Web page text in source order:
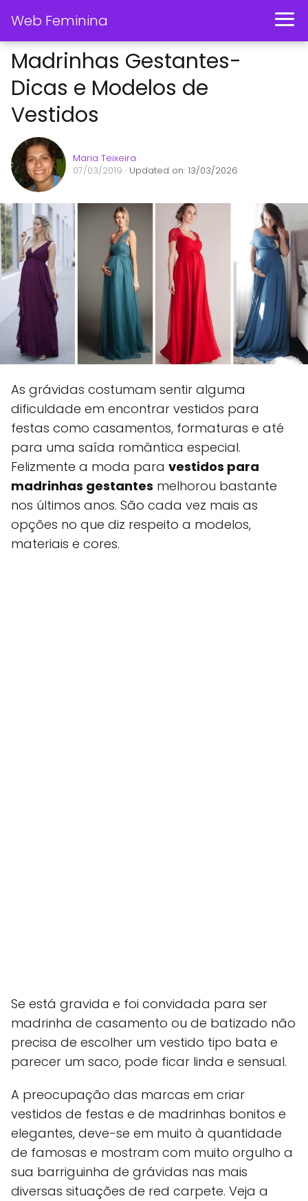
Web Feminina
Madrinhas Gestantes-
Dicas e Modelos de
Vestidos
Maria Teixeira
07/03/2019 · Updated on: 13/03/2026
As grávidas costumam sentir alguma
dificuldade em encontrar vestidos para
festas como casamentos, formaturas e até
para uma saída romântica especial.
Felizmente a moda para vestidos para
madrinhas gestantes melhorou bastante
nos últimos anos. São cada vez mais as
opções no que diz respeito a modelos,
materiais e cores.
Se está gravida e foi convidada para ser
madrinha de casamento ou de batizado não
precisa de escolher um vestido tipo bata e
parecer um saco, pode ficar linda e sensual.
A preocupação das marcas em criar
vestidos de festas e de madrinhas bonitos e
elegantes, deve-se em muito à quantidade
de famosas e mostram com muito orgulho a
sua barriguinha de grávidas nas mais
diversas situações de red carpete. Veja a